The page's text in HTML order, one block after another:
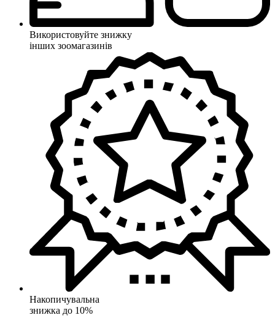
Використовуйте знижку
інших зоомагазинів
Накопичувальна
знижка до 10%